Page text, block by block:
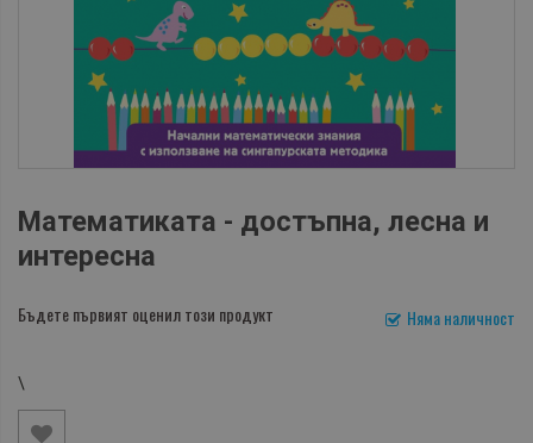
Математиката - достъпна, лесна и
интересна
Няма наличност
Бъдете първият оценил този продукт
\